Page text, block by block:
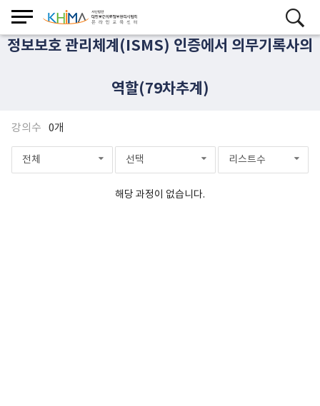
정보보호 관리체계(ISMS) 인증에서 의무기록사의
역할(79차추계)
강의수 0개
전체 선택 리스트수
해당 과정이 없습니다.